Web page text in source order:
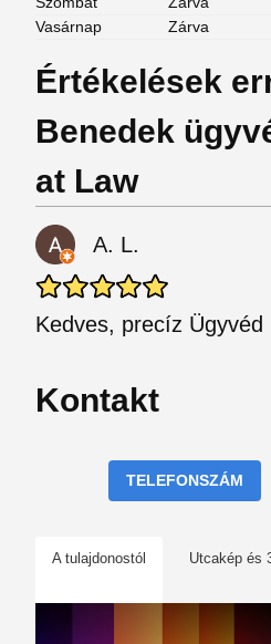
Vasárnap
Zárva
Értékelések
Benedek
at Law
A. L.
Kedves, precíz Ügyvéd
Kontakt
TELEFONSZÁM
A tulajdonostól Utcakép és